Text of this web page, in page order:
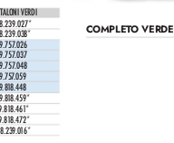
VERDI
8.239.027*
8.239.038*
9.757.026
9.757.037
9.757.048
9.757.059
9.818.448
9.818.459*
8.461*
8.472*
16*
COMPLETO VERDE